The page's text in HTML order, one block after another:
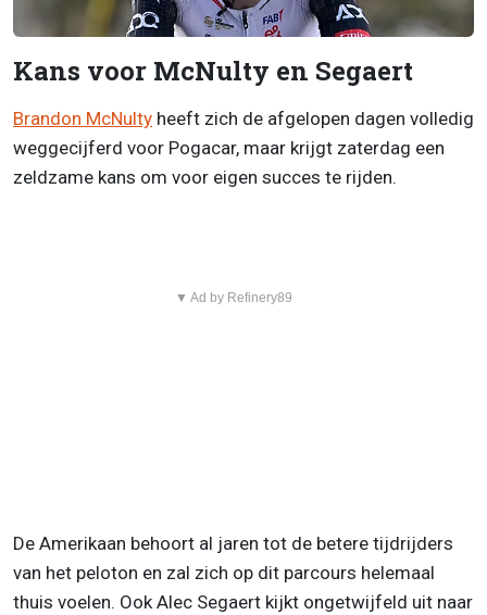
Kans voor McNulty en Segaert
Brandon McNulty heeft zich de afgelopen dagen volledig
weggecijferd voor Pogacar, maar krijgt zaterdag een
zeldzame kans om voor eigen succes te rijden.
▼ Ad by Refinery89
De Amerikaan behoort al jaren tot de betere tijdrijders
van het peloton en zal zich op dit parcours helemaal
thuis voelen. Ook Alec Segaert kijkt ongetwijfeld uit naar